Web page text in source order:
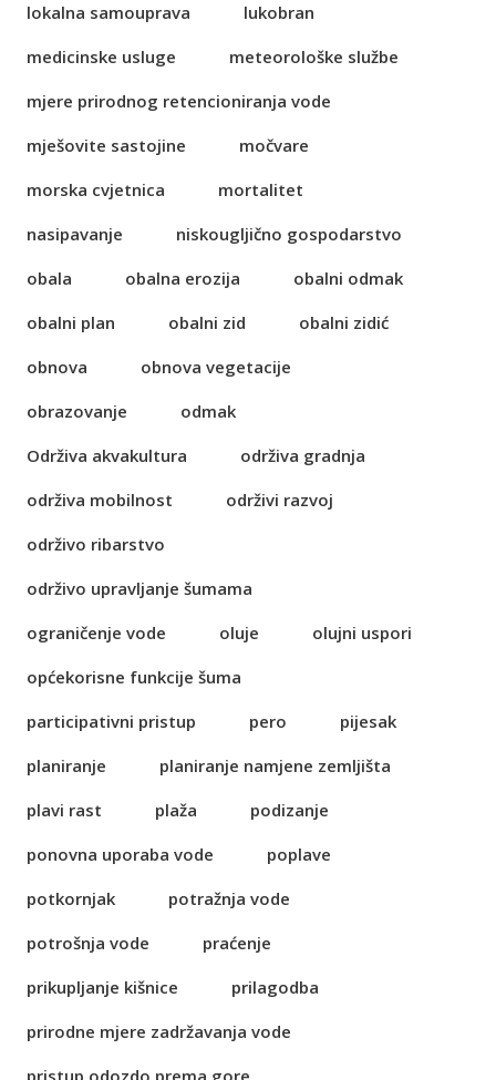
lokalna samouprava
lukobran
medicinske usluge
meteorološke službe
mjere prirodnog retencioniranja vode
mješovite sastojine
močvare
morska cvjetnica
mortalitet
nasipavanje
niskougljično gospodarstvo
obala
obalna erozija
obalni odmak
obalni plan
obalni zid
obalni zidić
obnova
obnova vegetacije
obrazovanje
odmak
Održiva akvakultura
održiva gradnja
održiva mobilnost
održivi razvoj
održivo ribarstvo
održivo upravljanje šumama
ograničenje vode
oluje
olujni uspori
općekorisne funkcije šuma
participativni pristup
pero
pijesak
planiranje
planiranje namjene zemljišta
plavi rast
plaža
podizanje
ponovna uporaba vode
poplave
potkornjak
potražnja vode
potrošnja vode
praćenje
prikupljanje kišnice
prilagodba
prirodne mjere zadržavanja vode
pristup odozdo prema gore